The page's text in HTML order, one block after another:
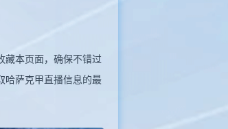
藏本页面，确保不错过
哈萨克甲直播信息的最